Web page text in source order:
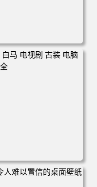
电影 电脑桌面 高清壁
视剧 古装 电脑桌面 高